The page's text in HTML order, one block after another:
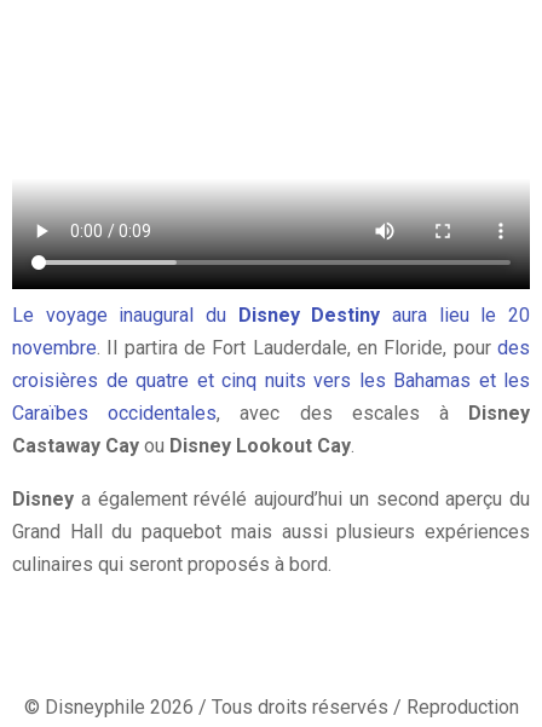
Le voyage inaugural du Disney Destiny aura lieu le 20
novembre. Il partira de Fort Lauderdale, en Floride, pour des
croisières de quatre et cinq nuits vers les Bahamas et les
Caraïbes occidentales, avec des escales à
Disney
Castaway Cay ou Disney Lookout Cay.
Disney a également révélé aujourd’hui un second aperçu du
Grand Hall du paquebot mais aussi plusieurs expériences
culinaires qui seront proposés à bord.
© Disneyphile 2026 / Tous droits réservés / Reproduction